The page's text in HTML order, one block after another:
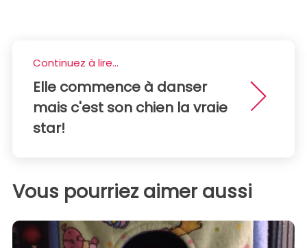
Continuez à lire...
Elle commence à danser
mais c'est son chien la vraie
star!
Vous pourriez aimer aussi